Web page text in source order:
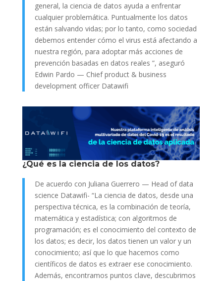
general, la ciencia de datos ayuda a enfrentar
cualquier problemática. Puntualmente los datos
están salvando vidas; por lo tanto, como sociedad
debemos entender cómo el virus está afectando a
nuestra región, para adoptar más acciones de
prevención basadas en datos reales ”, aseguró
Edwin Pardo — Chief product & business
development officer Datawifi
¿Qué es la ciencia de los datos?
De acuerdo con Juliana Guerrero — Head of data
science Datawifi- “La ciencia de datos, desde una
perspectiva técnica, es la combinación de teoría,
matemática y estadística; con algoritmos de
programación; es el conocimiento del contexto de
los datos; es decir, los datos tienen un valor y un
conocimiento; así que lo que hacemos como
científicos de datos es extraer ese conocimiento.
Además, encontramos puntos clave, descubrimos